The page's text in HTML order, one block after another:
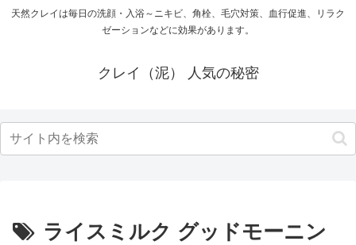
天然クレイは毎日の洗顔・入浴～ニキビ、角栓、毛穴対策、血行促進、リラク
ゼーションなどに効果があります。
クレイ（泥） 人気の秘密
ライスミルク グッドモーニン